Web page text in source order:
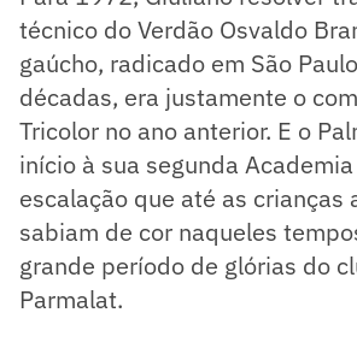
técnico do Verdão Osvaldo
gaúcho, radicado em São
décadas, era justamente o
Tricolor no ano anterior. E o
início à sua segunda
escalação que até as crianças
sabiam de cor naqueles
grande período de glórias do
Parmalat.